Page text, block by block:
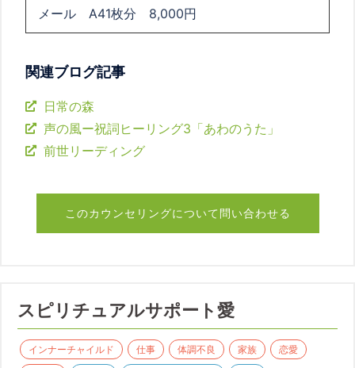
メール A41枚分 8,000円
関連ブログ記事
日常の森
声の風ー祝詞ヒーリング3「あわのうた」
前世リーディング
このカウンセリングについて問い合わせる
スピリチュアルサポート愛
インナーチャイルド 仕事 体調不良 家族 恋愛